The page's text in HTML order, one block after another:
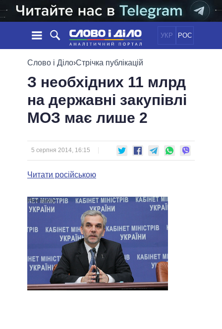
УКР РОС
НОВИНИ
СТРІЧКА
ПОДІЇ
СТАТТІ
ОГЛЯДИ
ПОЛІТИКА
ЕКОНОМІКА
СУСПІЛЬСТВО
ОБIЦЯНКИ
ПОЛIТИКИ
ПРЕЗИДЕНТ І ОФІС
КАБІНЕТ МІНІСТРІВ
МЕРИ МІСТ
ВСІ ПЕРСОНИ
ВІДЕО
ПІДТРИМАТИ
Слово і Діло›Стрічка публікацій
З необхідних 11 млрд
на державні закупівлі
МОЗ має лише 2
5 серпня 2014, 16:15
Читати російською